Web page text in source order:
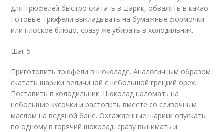
для трюфелей быстро скатать в шарик, обвалять в какао.
Готовые трюфели выкладывать на бумажные формочки
или плоское блюдо, сразу же убирать в холодильник.
Шаг 5
Приготовить трюфели в шоколаде. Аналогичным образом
скатать шарики величиной с небольшой грецкий орех.
Поставить в холодильник. Шоколад наломать на
небольшие кусочки и растопить вместе со сливочным
маслом на водяной бане. Охлажденные шарики опускать
по одному в горячий шоколад, сразу вынимать и